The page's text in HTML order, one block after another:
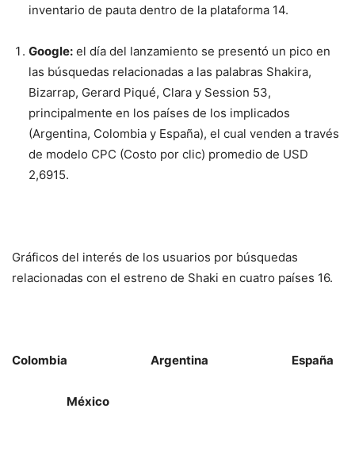
inventario de pauta dentro de la plataforma 14.
Google: el día del lanzamiento se presentó un pico en
las búsquedas relacionadas a las palabras Shakira,
Bizarrap, Gerard Piqué, Clara y Session 53,
principalmente en los países de los implicados
(Argentina, Colombia y España), el cual venden a través
de modelo CPC (Costo por clic) promedio de USD
2,6915.
Gráficos del interés de los usuarios por búsquedas
relacionadas con el estreno de Shaki en cuatro países 16.
Colombia Argentina España
México